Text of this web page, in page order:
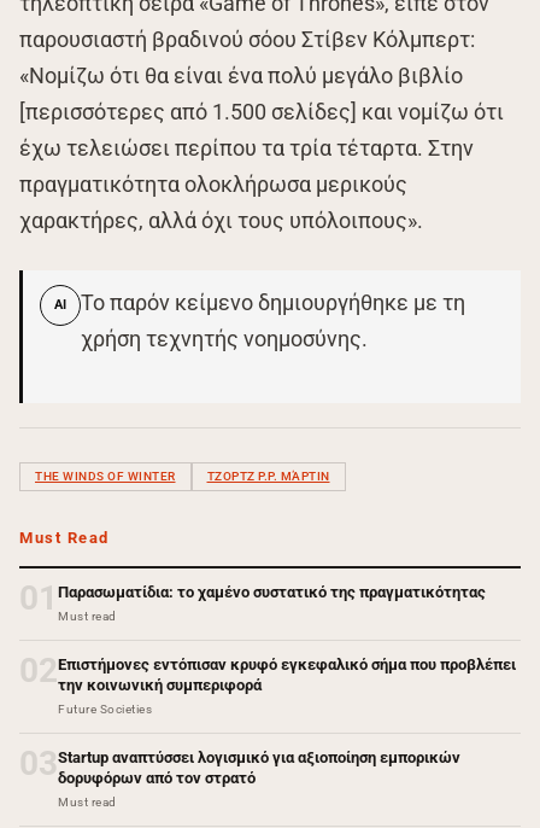
παρουσιαστή βραδινού σόου Στίβεν Κόλμπερτ:
«Νομίζω ότι θα είναι ένα πολύ μεγάλο βιβλίο
[περισσότερες από 1.500 σελίδες] και νομίζω ότι
έχω τελειώσει περίπου τα τρία τέταρτα. Στην
πραγματικότητα ολοκλήρωσα μερικούς
χαρακτήρες, αλλά όχι τους υπόλοιπους».
AI
Το παρόν κείμενο δημιουργήθηκε με τη
χρήση τεχνητής νοημοσύνης.
THE WINDS OF WINTER ΤΖΟΡΤΖ Ρ.Ρ. ΜΆΡΤΙΝ
Must Read
01 Παρασωματίδια: το χαμένο συστατικό της πραγματικότητας
Must read
02Επιστήμονες εντόπισαν κρυφό εγκεφαλικό σήμα που προβλέπει
την κοινωνική συμπεριφορά
Future Societies
03Startup αναπτύσσει λογισμικό για αξιοποίηση εμπορικών
δορυφόρων από τον στρατό
Must read